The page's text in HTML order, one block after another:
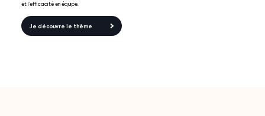
et l’efficacité en équipe.
Je découvre le thème